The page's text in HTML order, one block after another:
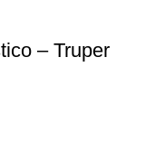
– Truper